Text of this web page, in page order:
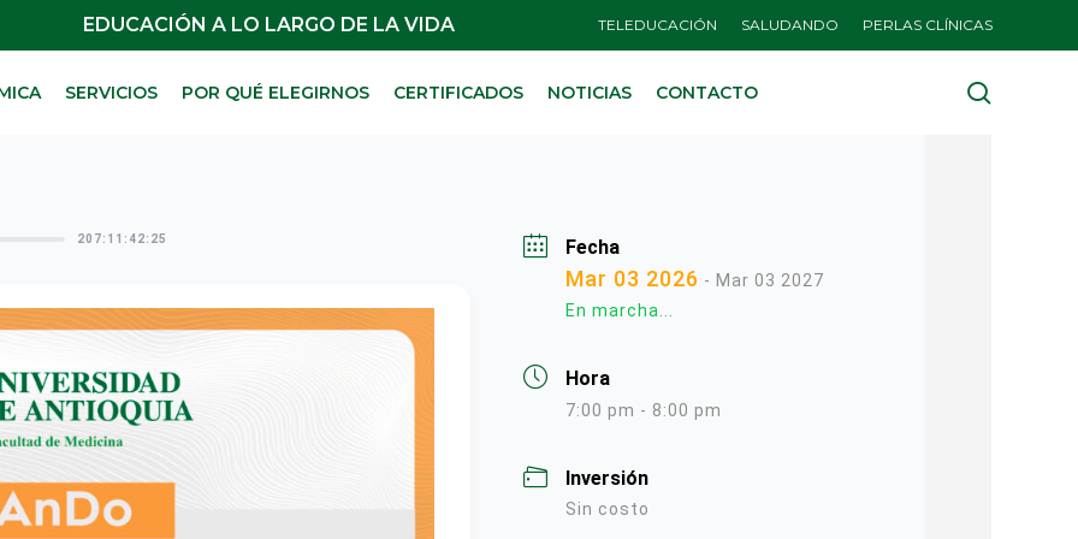
EDUCACIÓN A LO LARGO DE LA VIDA TELEDUCACIÓN SALUDANDO PERLAS CLÍNICAS
SERVICIOS POR QUÉ ELEGIRNOS CERTIFICADOS NOTICIAS CONTACTO
207:11:42:24 Fecha
Mar 03 2026 - Mar 03 2027
En marcha...
Hora
7:00 pm - 8:00 pm
Inversión
Sin costo